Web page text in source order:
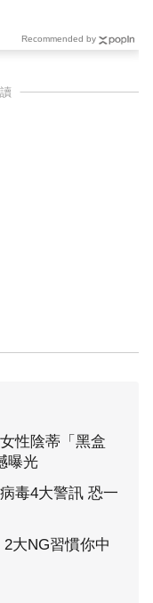
Recommended by
性陰蒂「黑盒
曝光
毒4大警訊 恐一
大NG習慣你中